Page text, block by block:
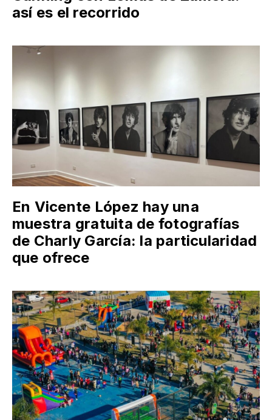
así es el recorrido
En Vicente López hay una
muestra gratuita de fotografías
de Charly García: la particularidad
que ofrece